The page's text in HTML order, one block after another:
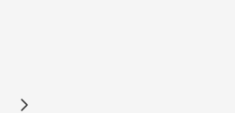
Далі